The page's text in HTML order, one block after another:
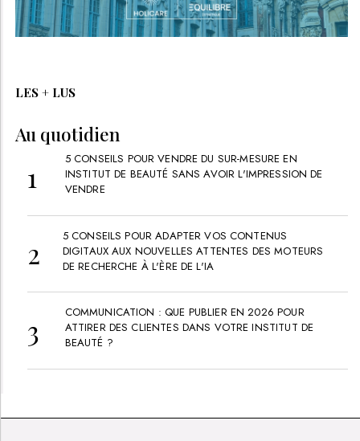
LES + LUS
Au quotidien
5 CONSEILS POUR VENDRE DU SUR-MESURE EN
INSTITUT DE BEAUTÉ SANS AVOIR L'IMPRESSION DE
VENDRE
5 CONSEILS POUR ADAPTER VOS CONTENUS
DIGITAUX AUX NOUVELLES ATTENTES DES MOTEURS
DE RECHERCHE À L'ÈRE DE L'IA
COMMUNICATION : QUE PUBLIER EN 2026 POUR
ATTIRER DES CLIENTES DANS VOTRE INSTITUT DE
BEAUTÉ ?